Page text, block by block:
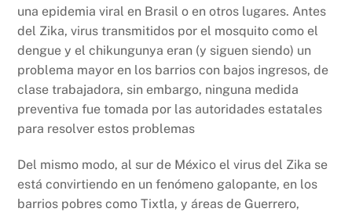
una epidemia viral en Brasil o en otros lugares. Antes
del Zika, virus transmitidos por el mosquito como el
dengue y el chikungunya eran (y siguen siendo) un
problema mayor en los barrios con bajos ingresos, de
clase trabajadora, sin embargo, ninguna medida
preventiva fue tomada por las autoridades estatales
para resolver estos problemas
Del mismo modo, al sur de México el virus del Zika se
está convirtiendo en un fenómeno galopante, en los
barrios pobres como Tixtla, y áreas de Guerrero,